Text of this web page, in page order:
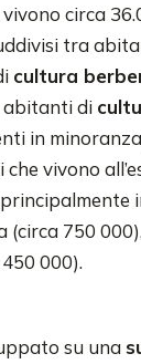
vivono circa
tra
cultura
abitanti di
in
vivono
(circa 750
000).
su una